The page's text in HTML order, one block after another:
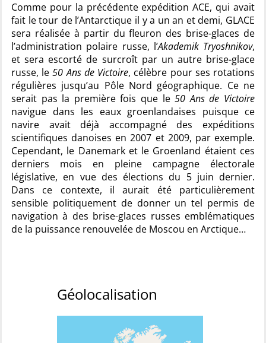
Comme pour la précédente expédition ACE, qui avait
fait le tour de l’Antarctique il y a un an et demi, GLACE
sera réalisée à partir du fleuron des brise-glaces de
l’administration polaire russe, l’Akademik Tryoshnikov,
et sera escorté de surcroît par un autre brise-glace
russe, le50 Ans de Victoire, célèbre pour ses rotations
régulières jusqu’au Pôle Nord géographique. Ce ne
serait pas la première fois que le50 Ans de Victoire
navigue dans les eaux groenlandaises puisque ce
navire avait déjà accompagné des expéditions
scientifiques danoises en 2007 et 2009, par exemple.
Cependant, le Danemark et le Groenland étaient ces
derniers mois en pleine campagne électorale
législative, en vue des élections du 5 juin dernier.
Dans ce contexte, il aurait été particulièrement
sensible politiquement de donner un tel permis de
navigation à des brise-glaces russes emblématiques
de la puissance renouvelée de Moscou en Arctique…
Géolocalisation